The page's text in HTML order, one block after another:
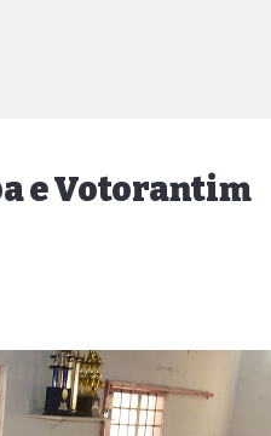
e Votorantim